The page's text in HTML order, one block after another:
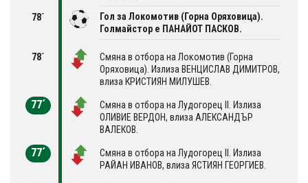
78´
Гол за Локомотив (Горна Оряховица).
Голмайстор е ПАНАЙОТ ПАСКОВ.
78´
Смяна в отбора на Локомотив (Горна
Оряховица). Излиза ВЕНЦИСЛАВ ДИМИТРОВ,
влиза КРИСТИЯН МИЛУШЕВ.
77´
Смяна в отбора на Лудогорец II. Излиза
ОЛИВИЕ ВЕРДОН, влиза АЛЕКСАНДЪР
ВАЛЕКОВ.
77´
Смяна в отбора на Лудогорец II. Излиза
РАЙАН ИВАНОВ, влиза ЯСТИЯН ГЕОРГИЕВ.